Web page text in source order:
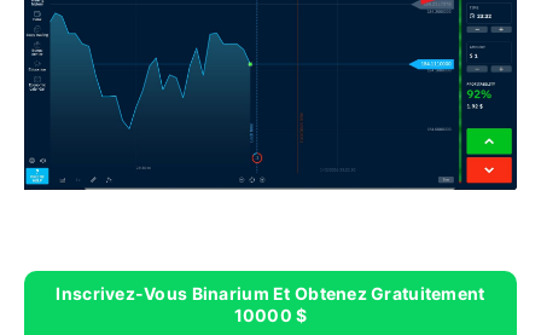
Inscrivez-Vous Binarium Et Obtenez Gratuitement
10000 $